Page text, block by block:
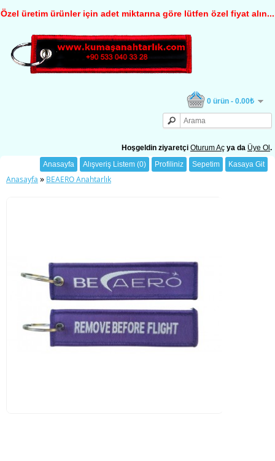
Özel üretim ürünler için adet miktarına göre lütfen özel fiyat alın...
0 ürün - 0.00₺
Hoşgeldin ziyaretçi Oturum Aç ya da Üye Ol .
Anasayfa
Alışveriş Listem (0) Profiliniz Sepetim Kasaya Git
Anasayfa » BEAERO Anahtarlık